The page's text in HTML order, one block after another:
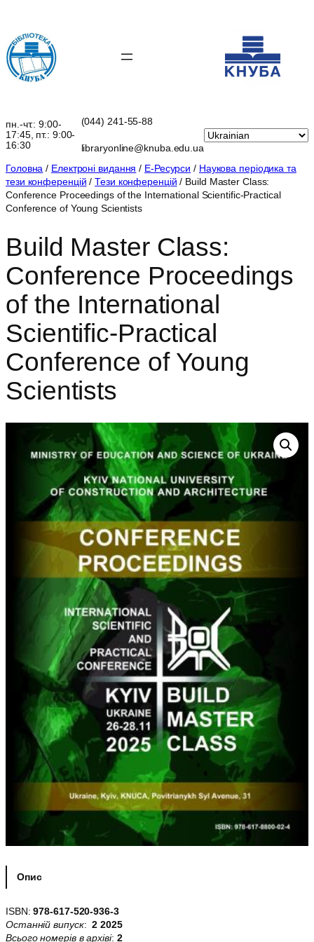
вмісту
пн.-чт.: 9:00-
17:45, пт.: 9:00-
16:30
(044) 241-55-88
libraryonline@knuba.edu.ua
Головна / Електроні видання / Е-Ресурси / Наукова періодика та
тези конференцій /Тези конференцій / Build Master Class:
Сonference Proceedings of the International Scientific-Practical
Conference of Young Scientists
Build Master Class:
Сonference Proceedings
of the International
Scientific-Practical
Conference of Young
Scientists
Опис
ISBN: 978-617-520-936-3
Останній випуск: 2 2025
Всього номерів в архіві: 2